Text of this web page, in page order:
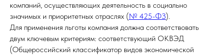
компаний, осуществляющих деятельность в социально
значимых и приоритетных отраслях (№ 425-ФЗ).
Для применения льготы компания должна соответствовать
двум ключевым критериям: соответствующий ОКВЭД
(Общероссийский классификатор видов экономической